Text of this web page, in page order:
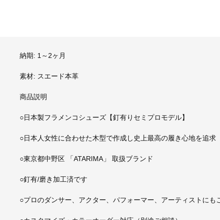
納期: 1～2ヶ月
素材: スエード本革
商品説明
○日本製フラメンコシューズ【釘有りセミプロモデル】
○日本人女性に合わせた木型で作成し史上最高の履き心地を追求
○東京都中野区 「ATARIMA」 取扱ブランド
○釘有/磨き加工済です
○プロのダンサー、アクター、パフォーマー、アーティストにも